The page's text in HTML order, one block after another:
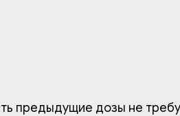
предыдущие дозы не